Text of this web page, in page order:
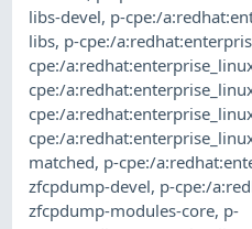
libs-devel, p-cpe:/
libs, p-cpe:/
cpe:/
cpe:/
cpe:/
cpe:/
matched, p-cpe:/
zfcpdump-devel, p-cpe:/
zfcpdump-modules-core, p-